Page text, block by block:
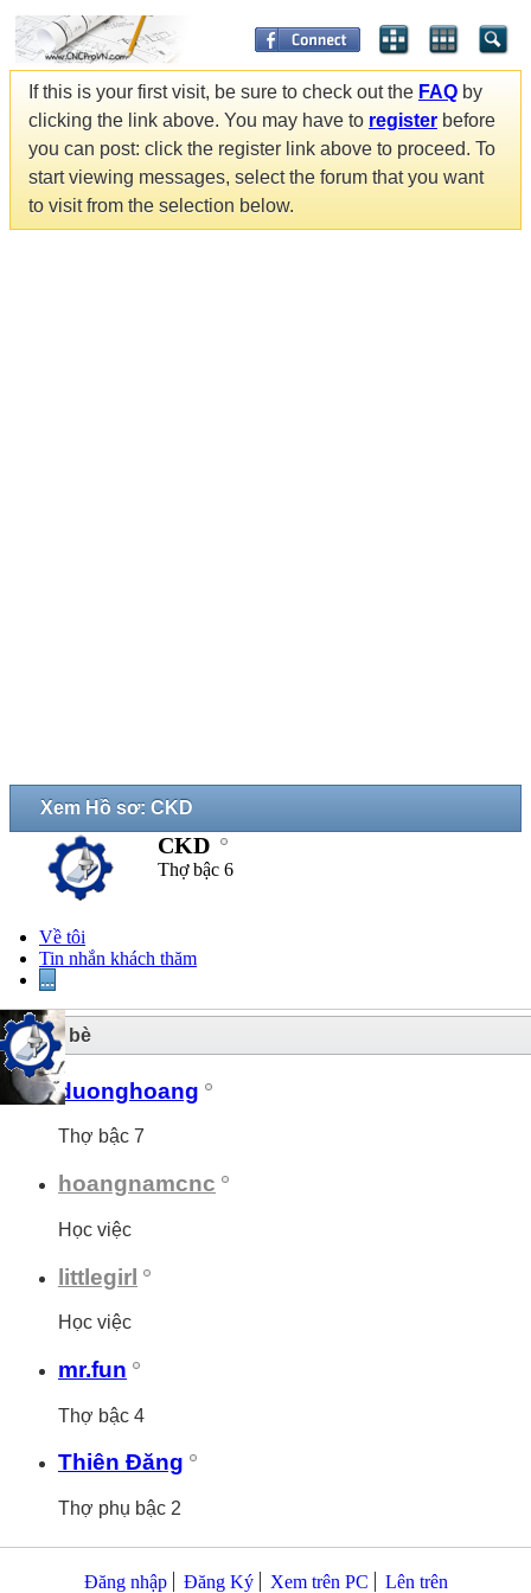
If this is your first visit, be sure to check out the FAQ by
clicking the link above. You may have to register before
you can post: click the register link above to proceed. To
start viewing messages, select the forum that you want
to visit from the selection below.
Xem Hồ sơ: CKD
CKD
Thợ bậc 6
Về tôi
Tin nhắn khách thăm
...
5Bạn bè
duonghoang
Thợ bậc 7
hoangnamcnc
Học việc
littlegirl
Học việc
mr.fun
Thợ bậc 4
Thiên Đăng
Thợ phụ bậc 2
Đăng nhập Đăng Ký Xem trên PC Lên trên